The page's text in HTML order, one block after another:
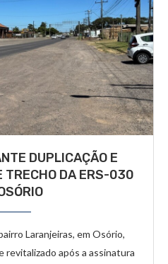
DUPLICAÇÃO E
TRECHO DA ERS-030
Laranjeiras, em Osório,
revitalizado após a assinatura